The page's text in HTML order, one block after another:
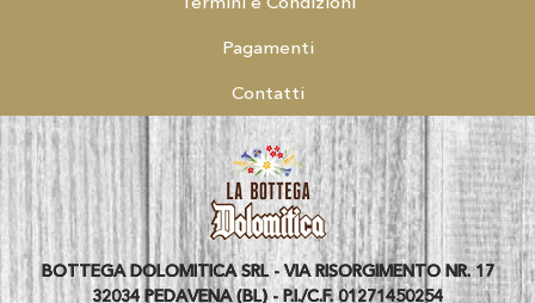
Pagamenti
Contatti
BOTTEGA DOLOMITICA SRL - VIA RISORGIMENTO NR. 17
32034 PEDAVENA (BL) - P.I./C.F. 01271450254